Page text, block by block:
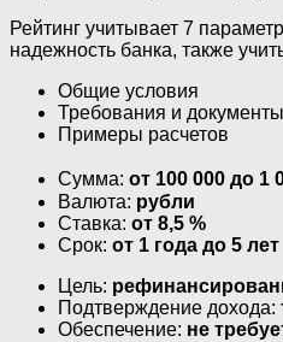
Рейтинг учитывает 7
надежность банка, также
Общие условия
Требования и документы
Примеры расчетов
Сумма: от 100 000 до 1
Валюта: рубли
Ставка: от 8,5 %
Срок: от 1 года до 5 лет
Цель:
Подтверждение дохода:
Обеспечение: не